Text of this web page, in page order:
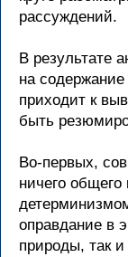
рассуждений.
В результате
на
приходит к
быть
Во-первых,
ничего общего
оправдание в
природы, так и